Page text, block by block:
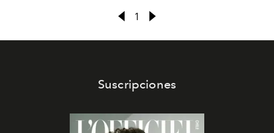
1
Suscripciones